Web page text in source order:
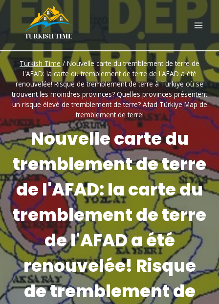
Skip
content
Turkish Time / Nouvelle carte du tremblement de terre de
l'AFAD: la carte du tremblement de terre de l'AFAD a été
renouvelée! Risque de tremblement de terre à Türkiye où se
trouvent les moindres provinces? Quelles provinces présentent
un risque élevé de tremblement de terre? Afad Türkiye Map de
tremblement de terre!
Nouvelle carte du
tremblement de terre
de l'AFAD: la carte du
tremblement de terre
de l'AFAD a été
renouvelée! Risque
de tremblement de